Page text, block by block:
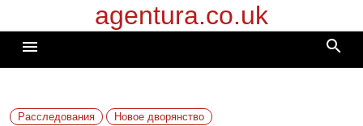
к
содержимому
agentura.co.uk
menu search
Расследования Новое дворянство